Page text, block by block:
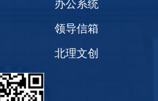
办公系统
领导信箱
北理文创